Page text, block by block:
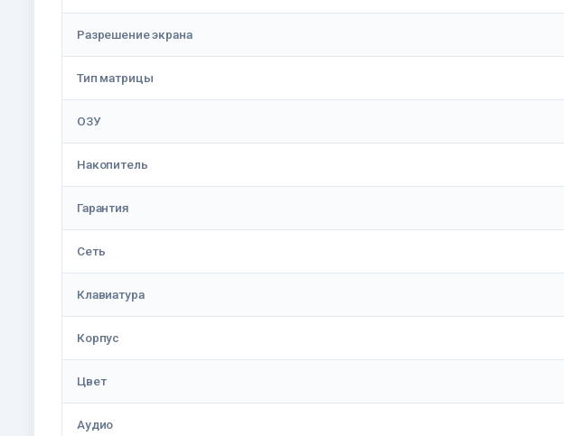
Разрешение экрана
Тип матрицы
ОЗУ
Накопитель
Гарантия
Сеть
Клавиатура
Корпус
Цвет
Аудио